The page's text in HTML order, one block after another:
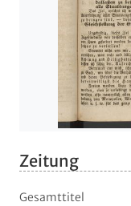
Zeitung
Gesamttitel